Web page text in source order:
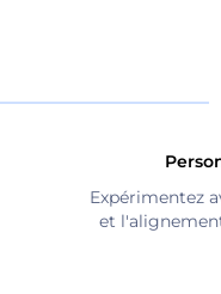
Expérimentez
et